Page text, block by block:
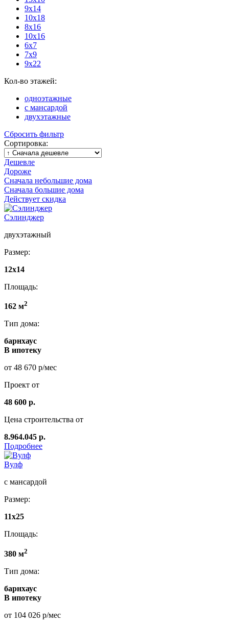
9х14
10х18
8х16
10х16
6х7
7х9
9х22
Кол-во этажей:
одноэтажные
с мансардой
двухэтажные
Сбросить фильтр
Сортировка:
Дешевле
Дороже
Сначала небольшие дома
Сначала большие дома
Действует скидка
Сэлинджер
двухэтажный
Размер:
12х14
Площадь:
162 м2
Тип дома:
барнхаус
В ипотеку
от 48 670 р/мес
Проект от
48 600 р.
Цена строительства от
8.964.045 р.
Подробнее
Вулф
с мансардой
Размер:
11х25
Площадь:
380 м2
Тип дома:
барнхаус
В ипотеку
от 104 026 р/мес